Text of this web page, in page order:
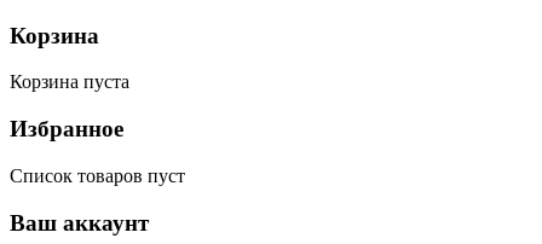
Корзина
Корзина пуста
Избранное
Список товаров пуст
Ваш аккаунт